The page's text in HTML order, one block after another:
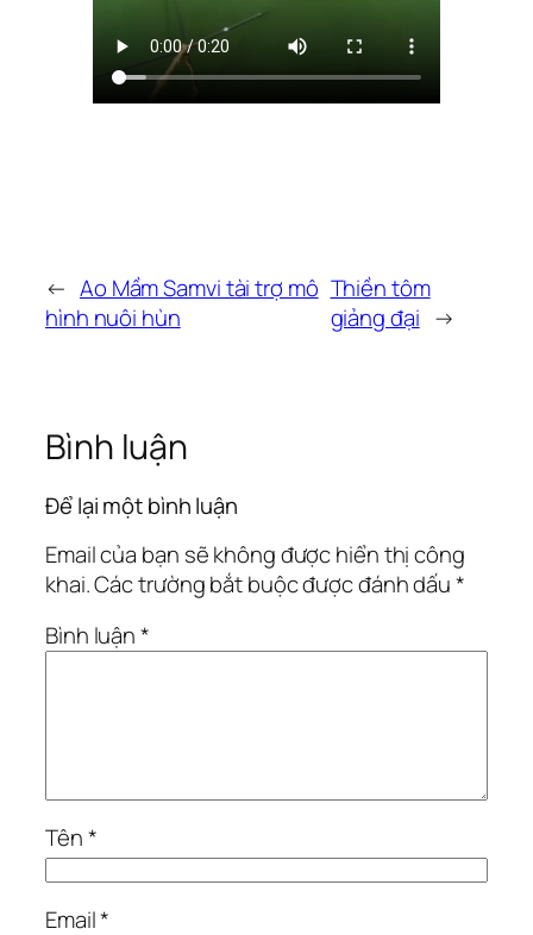
← Ao Mầm Samvi tài trợ mô
hình nuôi hùn
Thiền tôm
giảng đại →
Bình luận
Để lại một bình luận
Email của bạn sẽ không được hiển thị công
khai.Các trường bắt buộc được đánh dấu*
Bình luận*
Tên*
Email*